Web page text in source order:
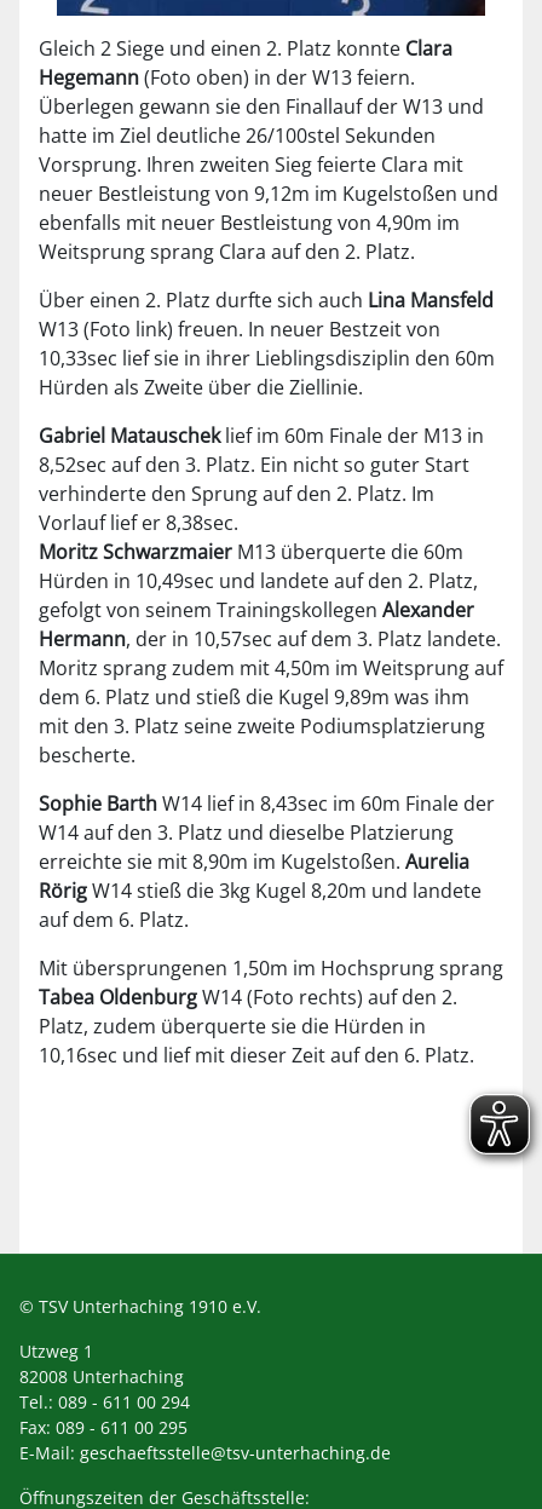
Gleich 2 Siege und einen 2. Platz konnte Clara
Hegemann(Foto oben) in der W13 feiern.
Überlegen gewann sie den Finallauf der W13 und
hatte im Ziel deutliche 26/100stel Sekunden
Vorsprung. Ihren zweiten Sieg feierte Clara mit
neuer Bestleistung von 9,12m im Kugelstoßen und
ebenfalls mit neuer Bestleistung von 4,90m im
Weitsprung sprang Clara auf den 2. Platz.
Über einen 2. Platz durfte sich auch Lina Mansfeld
W13 (Foto link) freuen. In neuer Bestzeit von
10,33sec lief sie in ihrer Lieblingsdisziplin den 60m
Hürden als Zweite über die Ziellinie.
Gabriel Matauscheklief im 60m Finale der M13 in
8,52sec auf den 3. Platz. Ein nicht so guter Start
verhinderte den Sprung auf den 2. Platz. Im
Vorlauf lief er 8,38sec.
Moritz Schwarzmaier M13 überquerte die 60m
Hürden in 10,49sec und landete auf den 2. Platz,
gefolgt von seinem Trainingskollegen Alexander
Hermann, der in 10,57sec auf dem 3. Platz landete.
Moritz sprang zudem mit 4,50m im Weitsprung auf
dem 6. Platz und stieß die Kugel 9,89m was ihm
mit den 3. Platz seine zweite Podiumsplatzierung
bescherte.
Sophie BarthW14 lief in 8,43sec im 60m Finale der
W14 auf den 3. Platz und dieselbe Platzierung
erreichte sie mit 8,90m im Kugelstoßen. Aurelia
RörigW14 stieß die 3kg Kugel 8,20m und landete
auf dem 6. Platz.
Mit übersprungenen 1,50m im Hochsprung sprang
Tabea OldenburgW14 (Foto rechts) auf den 2.
Platz, zudem überquerte sie die Hürden in
10,16sec und lief mit dieser Zeit auf den 6. Platz.
© TSV Unterhaching 1910 e.V.
Utzweg 1
82008 Unterhaching
Tel.: 089 - 611 00 294
Fax: 089 - 611 00 295
E-Mail: geschaeftsstelle@tsv-unterhaching.de
Öffnungszeiten der Geschäftsstelle: